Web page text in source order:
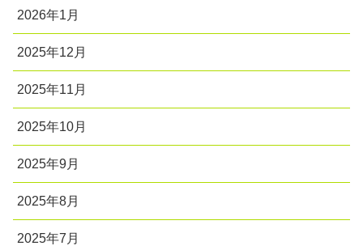
2026年1月
2025年12月
2025年11月
2025年10月
2025年9月
2025年8月
2025年7月